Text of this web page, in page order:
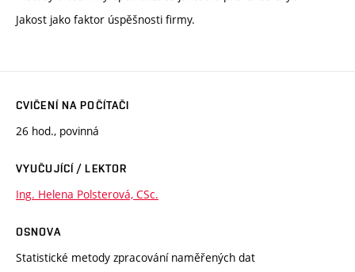
Jakost jako faktor úspěšnosti firmy.
CVIČENÍ NA POČÍTAČI
26 hod., povinná
VYUČUJÍCÍ / LEKTOR
Ing. Helena Polsterová, CSc.
OSNOVA
Statistické metody zpracování naměřených dat